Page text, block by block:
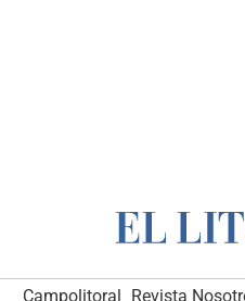
Campolitoral Revista